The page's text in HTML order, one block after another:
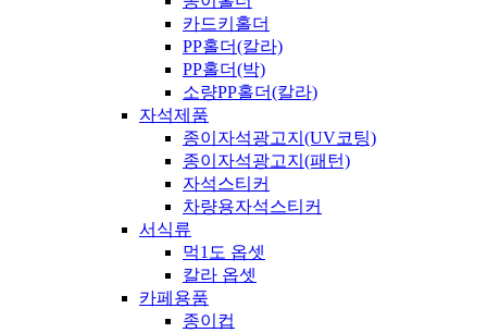
카드키홀더
PP홀더(칼라)
PP홀더(박)
소량PP홀더(칼라)
자석제품
종이자석광고지(UV코팅)
종이자석광고지(패턴)
자석스티커
차량용자석스티커
서식류
먹1도 옵셋
칼라 옵셋
카페용품
종이컵